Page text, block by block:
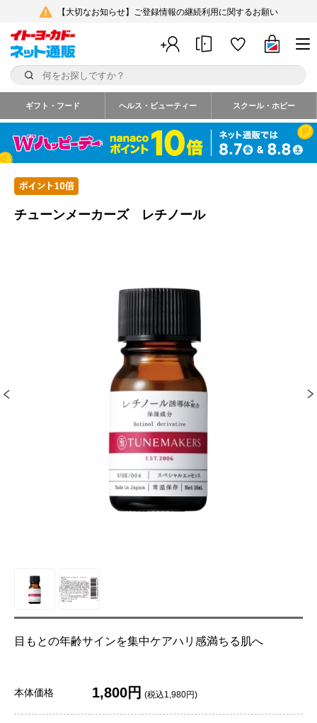
【大切なお知らせ】ご登録情報の継続利用に関するお願い
ギフト・フード ヘルス・ビューティー スクール・ホビー
チューンメーカーズ レチノール
目もとの年齢サインを集中ケアハリ感満ちる肌へ
本体価格 1,800円 (税込1,980円)